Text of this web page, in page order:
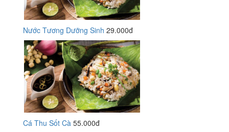
Nước Tương Dưỡng Sinh 29.000đ
Cá Thu Sốt Cà 55.000đ